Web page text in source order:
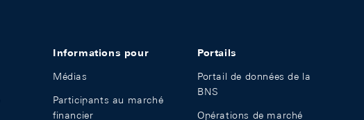
Informations pour
Médias
Participants au marché
financier
Portails
Portail de données de la
BNS
Opérations de marché